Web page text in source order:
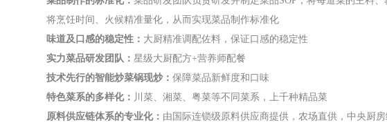
将烹饪时间、火候精准量化，从而实现菜品制作标准化
味道及口感的稳定性： 大厨精准调配佐料，保证口感的稳定性
实力菜品研发团队：星级大厨配方+营养师配餐
技术先行的智能炒菜锅现炒：保障菜品新鲜度和口味
特色菜系的多样化： 川菜、湘菜、粤菜等不同菜系，上千种精品菜
原料供应链体系的专业化： 由国际连锁级原料供应商提供，农场直供，中央厨